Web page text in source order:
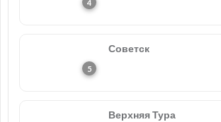
Советск
Верхняя Тура